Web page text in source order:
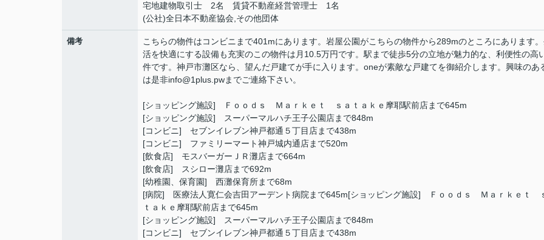
宅地建物取引士 2名 賃貸不動産経営管理士 1名
(公社)全日本不動産協会,その他団体
備考
こちらの物件はコンビニまで401mにあります。岩屋公園がこちらの物件から289mのところにあります
活を快適にする設備も充実のこの物件は月10.5万円です。駅まで徒歩5分の立地が魅力的な、利便性の高
件です。神戸市灘区なら、望んだ戸建てが手に入ります。oneが素敵な戸建てを御紹介します。興味のあ
は是非info@1plus.pwまでご連絡下さい。
[ショッピング施設] Ｆｏｏｄｓ Ｍａｒｋｅｔ ｓａｔａｋｅ摩耶駅前店まで645m
[ショッピング施設] スーパーマルハチ王子公園店まで848m
[コンビニ] セブンイレブン神戸都通５丁目店まで438m
[コンビニ] ファミリーマート神戸城内通店まで520m
[飲食店] モスバーガーＪＲ灘店まで664m
[飲食店] スシロー灘店まで692m
[幼稚園、保育園] 西灘保育所まで68m
[病院] 医療法人寛仁会吉田アーデント病院まで645m[ショッピング施設] Ｆｏｏｄｓ Ｍａｒｋｅｔ
ｔａｋｅ摩耶駅前店まで645m
[ショッピング施設] スーパーマルハチ王子公園店まで848m
[コンビニ] セブンイレブン神戸都通５丁目店まで438m